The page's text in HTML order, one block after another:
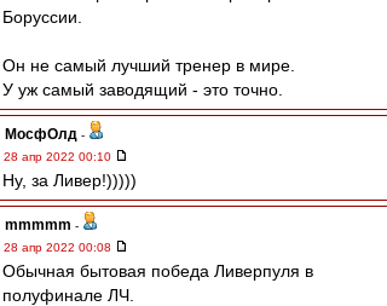
Боруссии.
Он не самый лучший тренер в мире.
У уж самый заводящий - это точно.
МосфОлд -
28 апр 2022 00:10
Ну, за Ливер!)))))
mmmmm -
28 апр 2022 00:08
Обычная бытовая победа Ливерпуля в
полуфинале ЛЧ.